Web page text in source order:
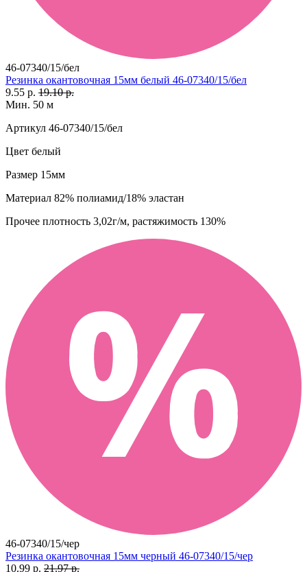
46-07340/15/бел
Резинка окантовочная 15мм белый 46-07340/15/бел
9.55 р. 19.10 р.
Мин. 50 м
Артикул 46-07340/15/бел
Цвет белый
Размер 15мм
Материал 82% полиамид/18% эластан
Прочее плотность 3,02г/м, растяжимость 130%
46-07340/15/чер
Резинка окантовочная 15мм черный 46-07340/15/чер
10.99 р. 21.97 р.